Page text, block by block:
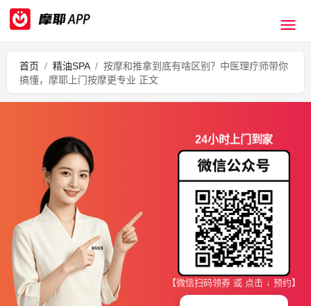
首页 / 精油SPA / 按摩和推拿到底有啥区别？中医理疗师带你
搞懂，摩耶上门按摩更专业 正文
24小时上门到家
【微信扫码领券 或 点击 ↓ 预约】